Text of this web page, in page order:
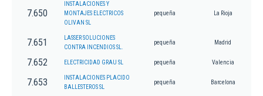
7.650
INSTALACIONES Y
MONTAJES ELECTRICOS
OLIVAN SL
pequeña La Rioja
7.651
LASSER SOLUCIONES
CONTRA INCENDIOS SL.
pequeña Madrid
7.652 ELECTRICIDAD GRAU SL pequeña Valencia
7.653
INSTALACIONES PLACIDO
BALLESTEROS SL
pequeña Barcelona